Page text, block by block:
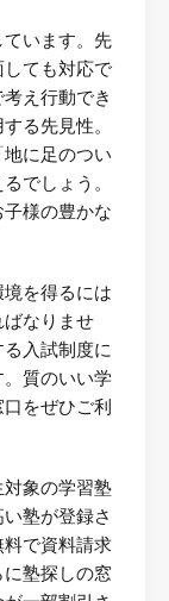
います。先
ても対応で
え行動でき
る先見性。
に足のつい
でしょう。
様の豊かな
を得るには
ばなりませ
入試制度に
質のいい学
をぜひご利
象の学習塾
塾が登録さ
で資料請求
塾探しの窓